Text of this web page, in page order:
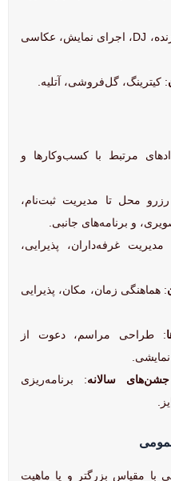
: موسیقی زنده، DJ، اجرای نمایش، عکاسی
: کیترینگ، گل‌فروشی، آتلیه.
مرتبط با کسب‌وکارها و
محل تا مدیریت ثبت‌نام،
و برنامه‌های جانبی.
غرفه‌داران، پذیرایی،
: هماهنگی زمان، مکان، پذیرایی
: طراحی مراسم، دعوت از
نمایشی.
سالانه: برنامه‌ریزی
با مقیاس بزرگتر و یا ماهیت